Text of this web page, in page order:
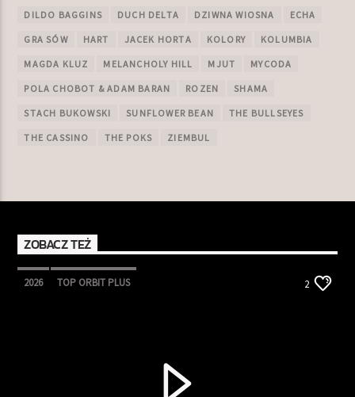
DILDO BAGGINS DUCH DELTA DZIWNA WIOSNA ECHA
GRA SÓW HART JACEK HORTA KOLORY KOLUMBIA
MAGDA KLUZ MELANCHOLY HILL MJUT MYCODA
POLA CHOBOT & ADAM BARAN ROZEN SHAMA
STACH BUKOWSKI SUNFLOWER BEAN THE BULLSEYES
THE CASSINO THE POKS ZIEMBUL
ZOBACZ TEŻ
2026 TOP ORBIT PLUS 2